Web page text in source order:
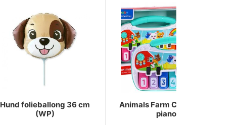
Hund folieballong 36 cm
(WP)
Animals Farm Clementoni
piano